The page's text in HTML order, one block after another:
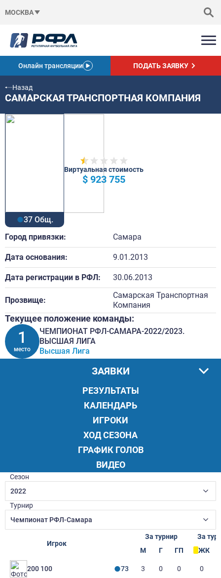
МОСКВА
Онлайн трансляции ПОДАТЬ ЗАЯВКУ
Назад
САМАРСКАЯ ТРАНСПОРТНАЯ КОМПАНИЯ
37 Общ.
Виртуальная стоимость
$ 923 755
Город привязки: Самара
Дата основания: 9.01.2013
Дата регистрации в РФЛ: 30.06.2013
Прозвище:
Самарская Транспортная
Компания
Текущее положение команды:
1
место
ЧЕМПИОНАТ РФЛ-САМАРА-2022/2023.
ВЫСШАЯ ЛИГА
Высшая Лига
РЕЗУЛЬТАТЫ
КАЛЕНДАРЬ
ИГРОКИ
ЗАЯВКИ
ХОД СЕЗОНА
ГРАФИК ГОЛОВ
ВИДЕО
Сезон
2022
Турнир
Чемпионат РФЛ-Самара
Игрок
За турнир
За
М
Г ГП ЖК
200 100 73 3 0 0 0